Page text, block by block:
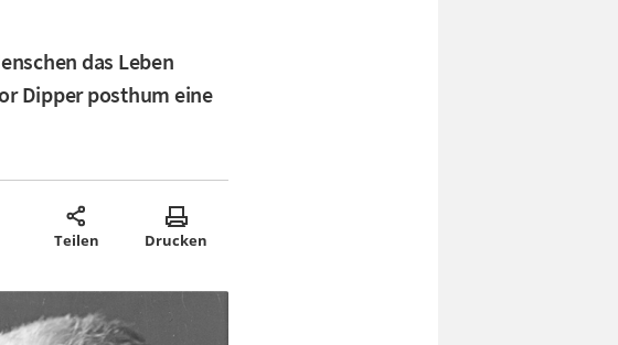
das Leben
Dipper posthum eine
Teilen Drucken